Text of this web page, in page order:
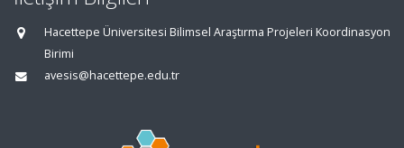
Hacettepe Üniversitesi Bilimsel Araştırma Projeleri Koordinasyon
Birimi
avesis@hacettepe.edu.tr